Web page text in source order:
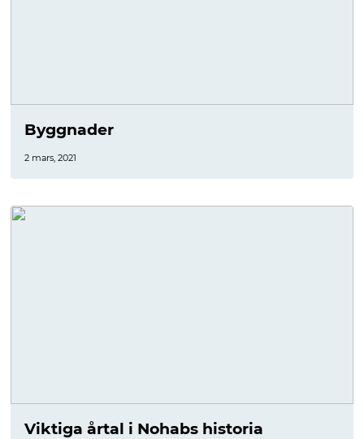
Byggnader
2 mars, 2021
Viktiga årtal i Nohabs historia